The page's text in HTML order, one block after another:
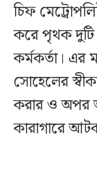
চিফ
করে পৃথক দুটি
কর্মকর্তা।
সোহেলের
করার ও অপর
কারাগারে